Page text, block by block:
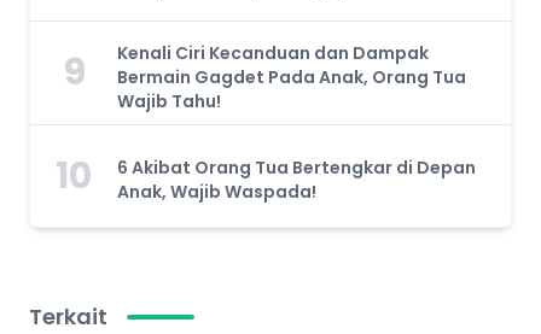
9
Kenali Ciri Kecanduan dan Dampak
Bermain Gagdet Pada Anak, Orang Tua
Wajib Tahu!
10
6 Akibat Orang Tua Bertengkar di Depan
Anak, Wajib Waspada!
Terkait